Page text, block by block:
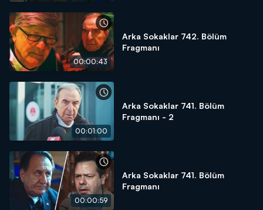
00:00:43
Arka Sokaklar 742. Bölüm
Fragmanı
00:01:00
Arka Sokaklar 741. Bölüm
Fragmanı - 2
00:00:59
Arka Sokaklar 741. Bölüm
Fragmanı